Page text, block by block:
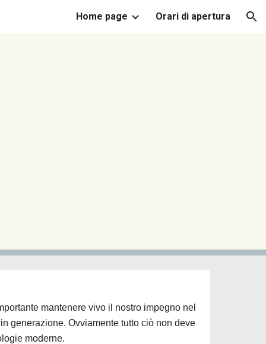
Home page Orari di apertura
mantenere vivo il nostro impegno nel
generazione. Ovviamente tutto ciò non deve
moderne.